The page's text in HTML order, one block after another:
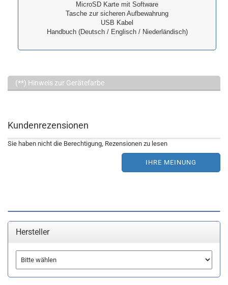
MicroSD Karte mit Software
Tasche zur sicheren Aufbewahrung
USB Kabel
Handbuch (Deutsch / Englisch / Niederländisch)
(**) Hinweis zur Gerätefarbe
Kundenrezensionen
Sie haben nicht die Berechtigung, Rezensionen zu lesen
IHRE MEINUNG
Hersteller